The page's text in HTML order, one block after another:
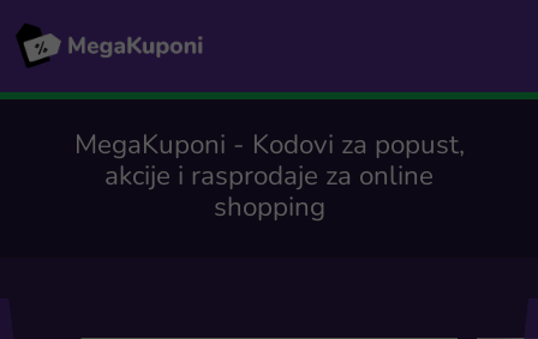
MegaKuponi - Kodovi za popust,
akcije i rasprodaje za online
shopping